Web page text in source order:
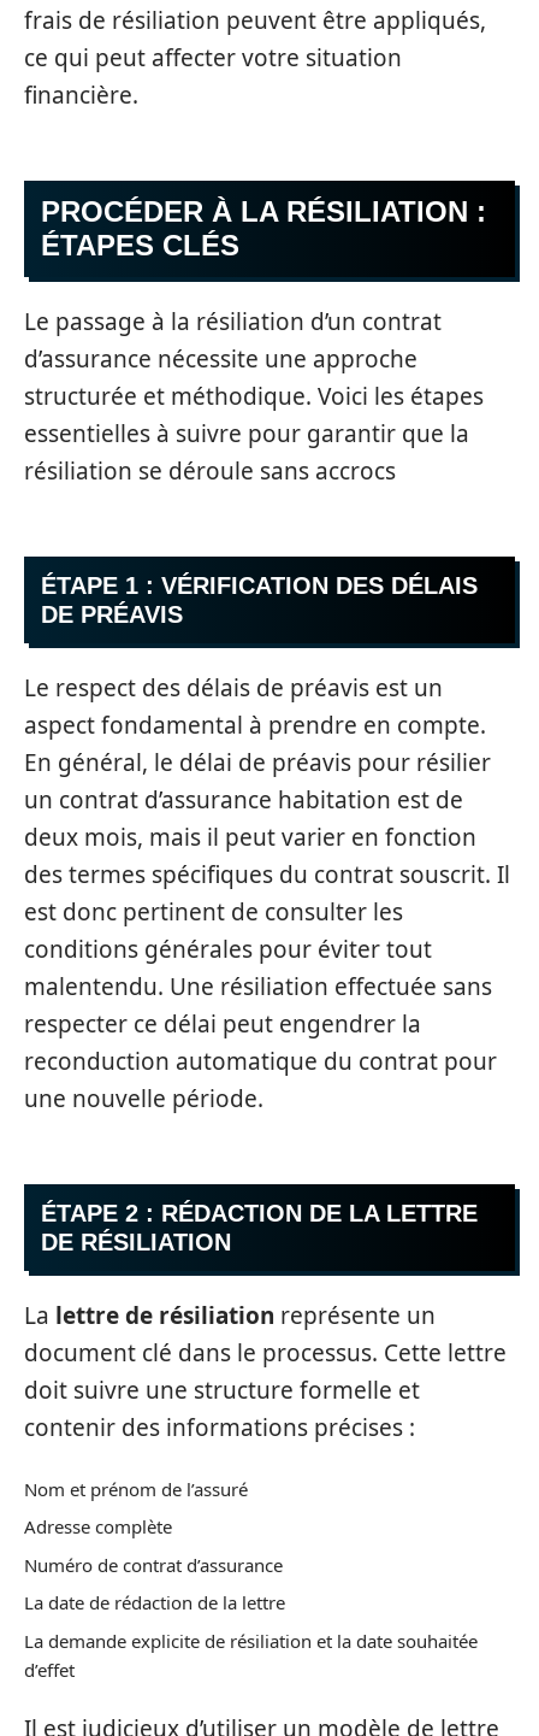
frais de résiliation peuvent être appliqués,
ce qui peut affecter votre situation
financière.
PROCÉDER À LA RÉSILIATION :
ÉTAPES CLÉS
Le passage à la résiliation d’un contrat
d’assurance nécessite une approche
structurée et méthodique. Voici les étapes
essentielles à suivre pour garantir que la
résiliation se déroule sans accrocs
ÉTAPE 1 : VÉRIFICATION DES DÉLAIS
DE PRÉAVIS
Le respect des délais de préavis est un
aspect fondamental à prendre en compte.
En général, le délai de préavis pour résilier
un contrat d’assurance habitation est de
deux mois, mais il peut varier en fonction
des termes spécifiques du contrat souscrit. Il
est donc pertinent de consulter les
conditions générales pour éviter tout
malentendu. Une résiliation effectuée sans
respecter ce délai peut engendrer la
reconduction automatique du contrat pour
une nouvelle période.
ÉTAPE 2 : RÉDACTION DE LA LETTRE
DE RÉSILIATION
La lettre de résiliation représente un
document clé dans le processus. Cette lettre
doit suivre une structure formelle et
contenir des informations précises :
Nom et prénom de l’assuré
Adresse complète
Numéro de contrat d’assurance
La date de rédaction de la lettre
La demande explicite de résiliation et la date souhaitée
d’effet
Il est judicieux d’utiliser un modèle de lettre